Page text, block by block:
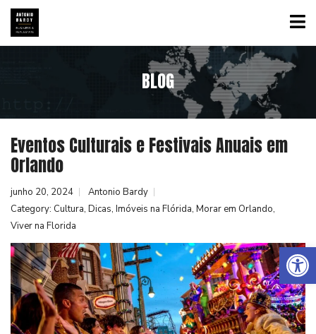
Abrir a barra de ferramentas
BLOG
Eventos Culturais e Festivais Anuais em
Orlando
junho 20, 2024
Antonio Bardy
Category: Cultura, Dicas, Imóveis na Flórida, Morar em Orlando,
Viver na Florida